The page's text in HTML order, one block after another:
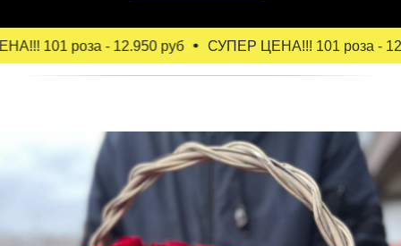
101 роза - 12.950 руб СУПЕР ЦЕНА!!! 101 роза -